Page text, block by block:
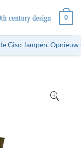
0
Giso-lampen. Opnieuw